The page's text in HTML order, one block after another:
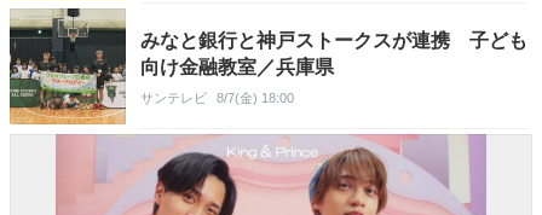
みなと銀行と神戸ストークスが連携 子ども
向け金融教室／兵庫県
サンテレビ 8/7(金) 18:00